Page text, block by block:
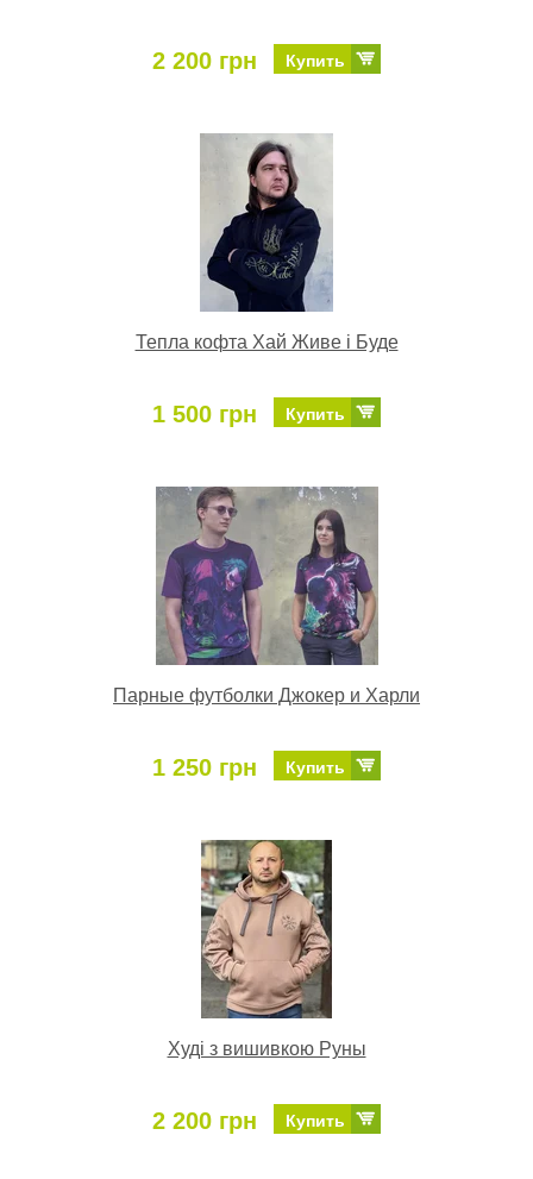
2 200 грн Купить
Тепла кофта Хай Живе і Буде
1 500 грн Купить
Парные футболки Джокер и Харли
1 250 грн Купить
Худі з вишивкою Руны
2 200 грн Купить